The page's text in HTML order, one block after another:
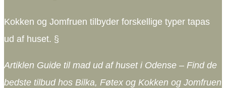
Kokken og Jomfruen tilbyder forskellige typer tapas
ud af huset. §
Artiklen Guide til mad ud af huset i Odense – Find de
bedste tilbud hos Bilka, Føtex og Kokken og Jomfruen